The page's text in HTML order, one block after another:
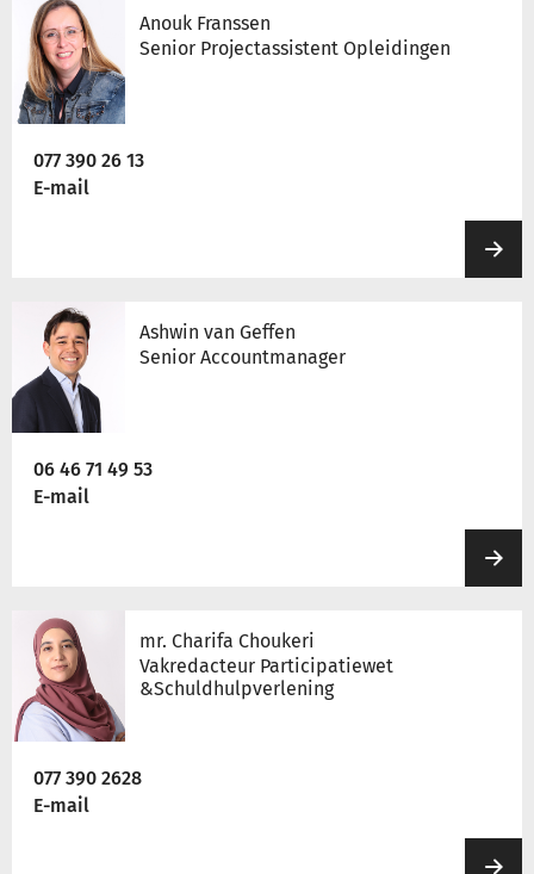
Anouk Franssen
Senior Projectassistent Opleidingen
077 390 26 13
E-mail
Ashwin van Geffen
Senior Accountmanager
06 46 71 49 53
E-mail
mr. Charifa Choukeri
Vakredacteur Participatiewet
&Schuldhulpverlening
077 390 2628
E-mail